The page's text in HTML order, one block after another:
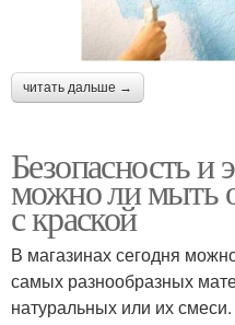
читать дальше →
Безопасность и
можно ли мыть
с краской
В магазинах сегодня
самых разнообразных
натуральных или их